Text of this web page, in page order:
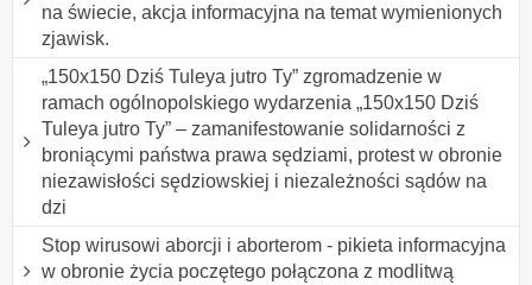
na świecie, akcja informacyjna na temat wymienionych
zjawisk.
„150x150 Dziś Tuleya jutro Ty” zgromadzenie w
ramach ogólnopolskiego wydarzenia „150x150 Dziś
Tuleya jutro Ty” – zamanifestowanie solidarności z
broniącymi państwa prawa sędziami, protest w obronie
niezawisłości sędziowskiej i niezależności sądów na
dzi
Stop wirusowi aborcji i aborterom - pikieta informacyjna
w obronie życia poczętego połączona z modlitwą